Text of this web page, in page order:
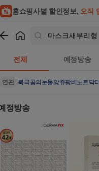
홈쇼핑사별 할인정보, 오직
전체 예정방송
연관 북극곰의눈물앙쥬팡비노트닥
정방송